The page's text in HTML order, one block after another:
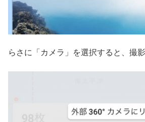
らさに「カメラ」を選択すると、撮